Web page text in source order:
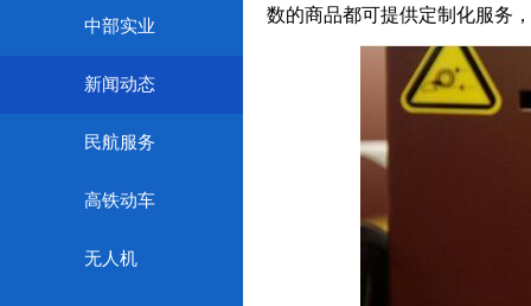
中部实业
新闻动态
民航服务
高铁动车
无人机
数的商品都可提供定制化服务